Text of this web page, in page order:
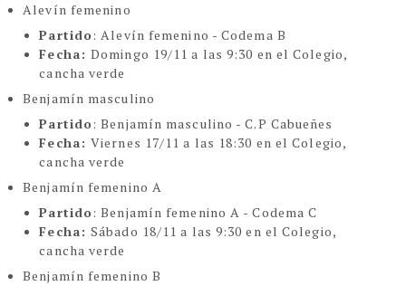
Alevín femenino
Partido: Alevín femenino - Codema B
Fecha:Domingo 19/11 a las 9:30 en el Colegio,
cancha verde
Benjamín masculino
Partido: Benjamín masculino - C.P Cabueñes
Fecha:Viernes 17/11 a las 18:30 en el Colegio,
cancha verde
Benjamín femenino A
Partido: Benjamín femenino A - Codema C
Fecha:Sábado 18/11 a las 9:30 en el Colegio,
cancha verde
Benjamín femenino B